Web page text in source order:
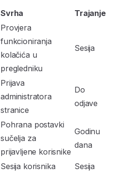
Svrha Trajanje
Provjera
funkcioniranja
kolačića u
pregledniku
Sesija
Prijava
administratora
stranice
Do
odjave
Pohrana postavki
sučelja za
prijavljene korisnike
Godinu
dana
Sesija korisnika Sesija